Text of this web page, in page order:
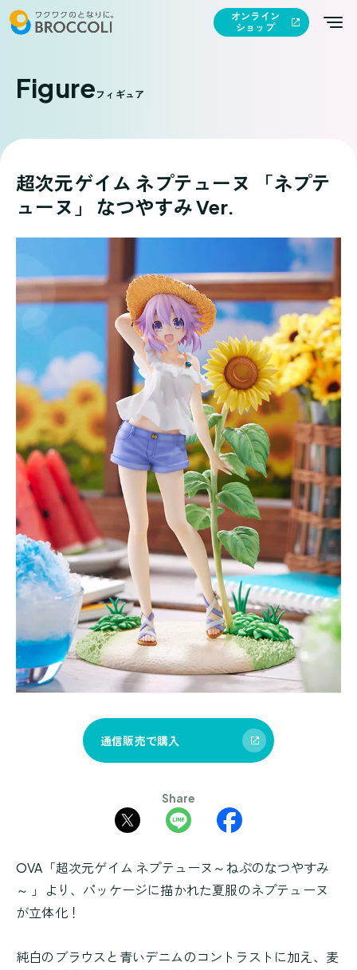
オンライン
ショップ
Figureフィギュア
超次元ゲイム ネプテューヌ 「ネプテ
ューヌ」 なつやすみ Ver.
通信販売で購入
Share
OVA「超次元ゲイム ネプテューヌ～ねぷのなつやすみ
～ 」より、パッケージに描かれた夏服のネプテューヌ
が立体化！
純白のブラウスと青いデニムのコントラストに加え、麦